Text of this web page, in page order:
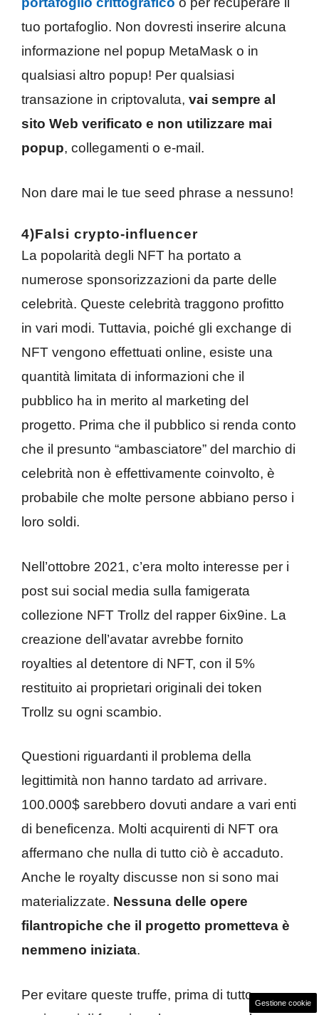
tuo portafoglio. Non dovresti inserire alcuna
informazione nel popup MetaMask o in
qualsiasi altro popup! Per qualsiasi
transazione in criptovaluta, vai sempre al
sito Web verificato e non utilizzare mai
popup, collegamenti o e-mail.
Non dare mai le tue seed phrase a nessuno!
4)Falsi crypto-influencer
La popolarità degli NFT ha portato a
numerose sponsorizzazioni da parte delle
celebrità. Queste celebrità traggono profitto
in vari modi. Tuttavia, poiché gli exchange di
NFT vengono effettuati online, esiste una
quantità limitata di informazioni che il
pubblico ha in merito al marketing del
progetto. Prima che il pubblico si renda conto
che il presunto “ambasciatore” del marchio di
celebrità non è effettivamente coinvolto, è
probabile che molte persone abbiano perso i
loro soldi.
Nell’ottobre 2021, c’era molto interesse per i
post sui social media sulla famigerata
collezione NFT Trollz del rapper 6ix9ine. La
creazione dell’avatar avrebbe fornito
royalties al detentore di NFT, con il 5%
restituito ai proprietari originali dei token
Trollz su ogni scambio.
Questioni riguardanti il problema della
legittimità non hanno tardato ad arrivare.
100.000$ sarebbero dovuti andare a vari enti
di beneficenza. Molti acquirenti di NFT ora
affermano che nulla di tutto ciò è accaduto.
Anche le royalty discusse non si sono mai
materializzate. Nessuna delle opere
filantropiche che il progetto prometteva è
nemmeno iniziata.
Per evitare queste truffe, prima di tutto
Gestione cookie